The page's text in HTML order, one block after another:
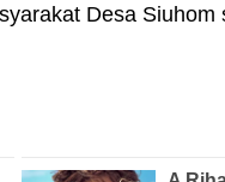
Desa Siuhom